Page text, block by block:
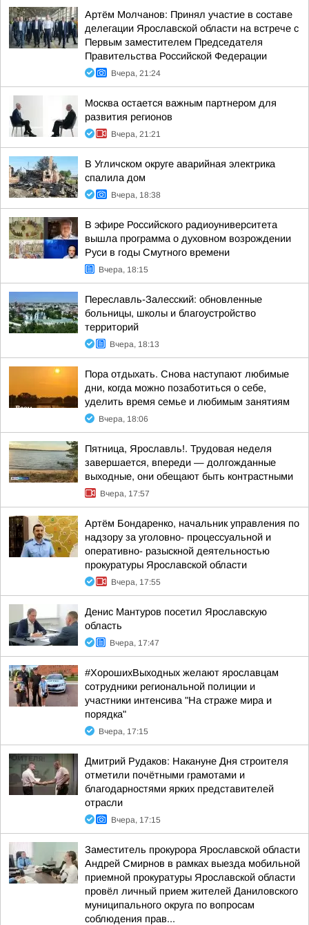
Артём Молчанов: Принял участие в составе
делегации Ярославской области на встрече с
Первым заместителем Председателя
Правительства Российской Федерации
Вчера, 21:24
Москва остается важным партнером для
развития регионов
Вчера, 21:21
В Угличском округе аварийная электрика
спалила дом
Вчера, 18:38
В эфире Российского радиоуниверситета
вышла программа о духовном возрождении
Руси в годы Смутного времени
Вчера, 18:15
Переславль-Залесский: обновленные
больницы, школы и благоустройство
территорий
Вчера, 18:13
Пора отдыхать. Снова наступают любимые
дни, когда можно позаботиться о себе,
уделить время семье и любимым занятиям
Вчера, 18:06
Пятница, Ярославль!. Трудовая неделя
завершается, впереди — долгожданные
выходные, они обещают быть контрастными
Вчера, 17:57
Артём Бондаренко, начальник управления по
надзору за уголовно- процессуальной и
оперативно- разыскной деятельностью
прокуратуры Ярославской области
Вчера, 17:55
Денис Мантуров посетил Ярославскую
область
Вчера, 17:47
#ХорошихВыходных желают ярославцам
сотрудники региональной полиции и
участники интенсива "На страже мира и
порядка"
Вчера, 17:15
Дмитрий Рудаков: Накануне Дня строителя
отметили почётными грамотами и
благодарностями ярких представителей
отрасли
Вчера, 17:15
Заместитель прокурора Ярославской области
Андрей Смирнов в рамках выезда мобильной
приемной прокуратуры Ярославской области
провёл личный прием жителей Даниловского
муниципального округа по вопросам
соблюдения прав...